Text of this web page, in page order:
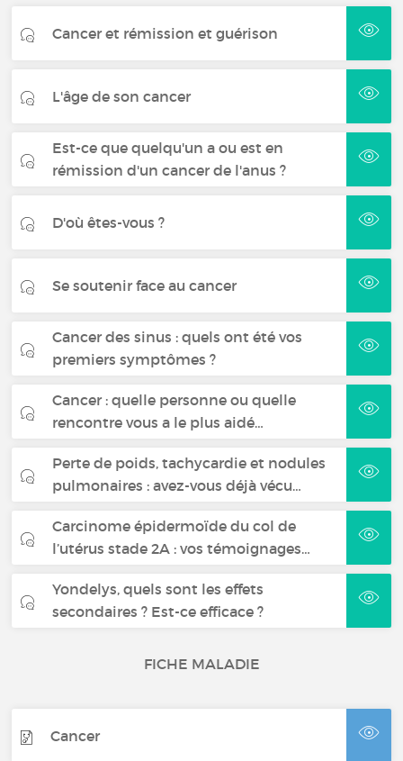
Cancer et rémission et guérison
L'âge de son cancer
Est-ce que quelqu'un a ou est en
rémission d'un cancer de l'anus ?
D'où êtes-vous ?
Se soutenir face au cancer
Cancer des sinus : quels ont été vos
premiers symptômes ?
Cancer : quelle personne ou quelle
rencontre vous a le plus aidé…
Perte de poids, tachycardie et nodules
pulmonaires : avez-vous déjà vécu…
Carcinome épidermoïde du col de
l’utérus stade 2A : vos témoignages…
Yondelys, quels sont les effets
secondaires ? Est-ce efficace ?
FICHE MALADIE
Cancer